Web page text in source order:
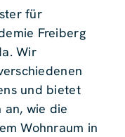
für
Freiberg
Wir
und bietet
an, wie die
Wohnraum in